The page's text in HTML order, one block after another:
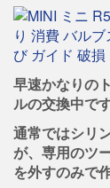
早速かなりの
ルの交換中で
通常ではシリ
が、専用のツ
を外すのみで